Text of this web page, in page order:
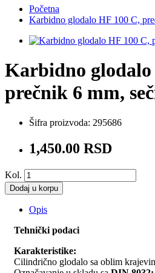
Početna
Karbidno glodalo HF 100 C,
Karbidno glodalo
prečnik 6 mm,
Šifra proizvoda: 295686
1,450.00 RSD
Kol.
Dodaj u korpu
Opis
Tehnički podaci
Karakteristike:
Cilindrično glodalo sa oblim